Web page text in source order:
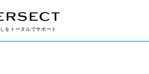
をトータルでサポート